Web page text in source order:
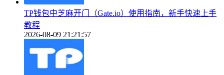
TP钱包中芝麻开门（Gate.io）使用指南，新手快速上手
教程
2026-08-09 21:21:57